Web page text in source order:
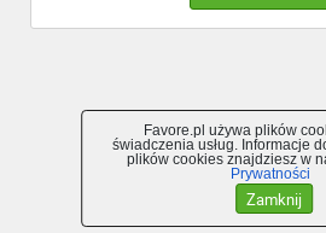
Favore.pl używa plików
świadczenia usług. Informacje
plików cookies znajdziesz w
Prywatności
Zamknij